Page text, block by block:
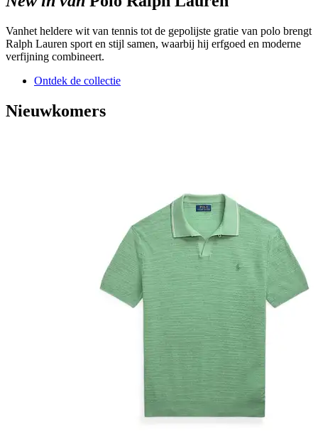
Vanhet heldere wit van tennis tot de gepolijste gratie van polo brengt
Ralph Lauren sport en stijl samen, waarbij hij erfgoed en moderne
verfijning combineert.
Ontdek de collectie
Nieuwkomers